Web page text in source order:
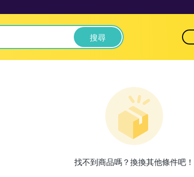
搜尋
找不到商品嗎？換換其他條件吧！